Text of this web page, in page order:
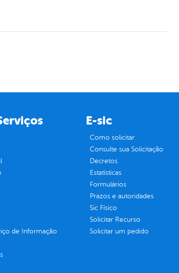
de Informação
E-sic
Como solicitar
Consulte sua Solicitação
Decretos
Estatísticas
Formulários
Prazos e autoridades
Sic Físico
Solicitar Recurso
Solicitar um pedido